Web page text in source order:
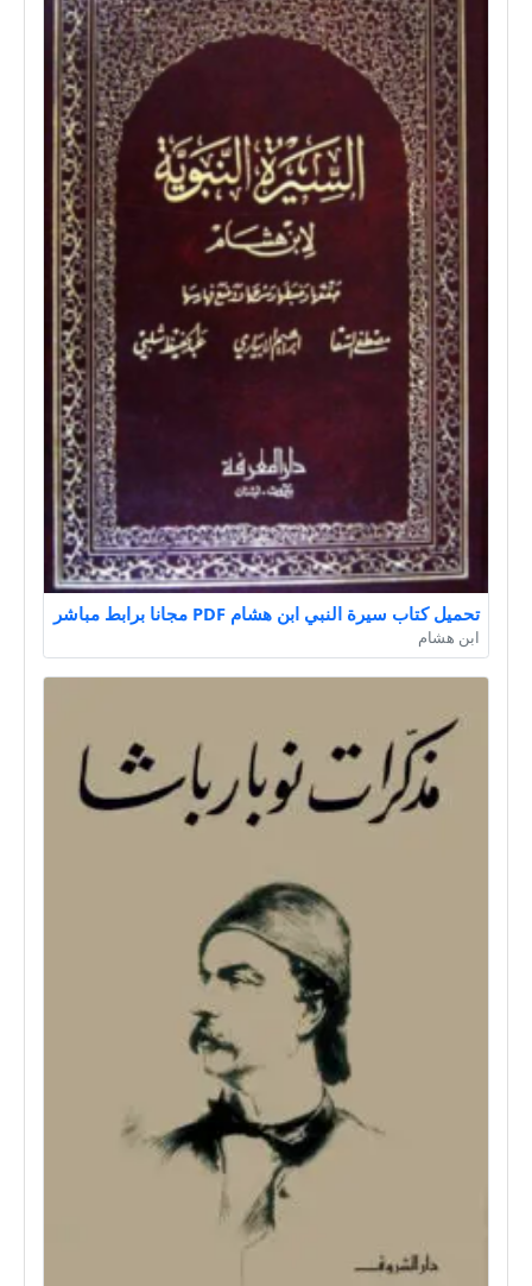
تحميل كتاب سيرة النبي ابن هشام PDF مجانا برابط مباشر
ابن هشام